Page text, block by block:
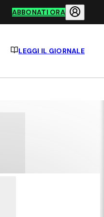
ABBONATI ORA
LEGGI IL GIORNALE